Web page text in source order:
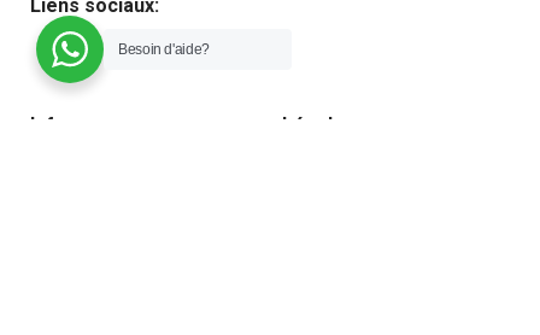
Liens sociaux:
Infos Légal
Besoin d'aide?